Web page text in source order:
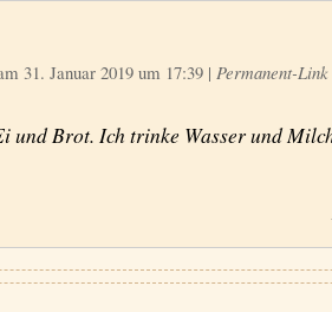
31. Januar 2019 um 17:39 | Permanent-Link
und Brot. Ich trinke Wasser und